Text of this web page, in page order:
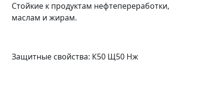
Стойкие к продуктам нефтепереработки,
маслам и жирам.
Защитные свойства: К50 Щ50 Нж